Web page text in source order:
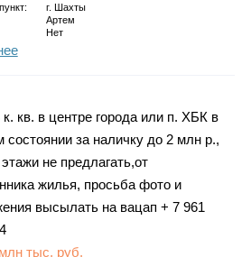
г.
Шахты
Артем
Нет
кв. в центре города или п. ХБК в
состоянии за наличку до 2 млн р.,
не предлагать,от
жилья, просьба фото и
высылать на вацап + 7 961
тыс. руб.